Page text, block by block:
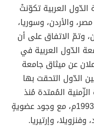
العربية تكوّنتْ
والأردن، وسوريا،
وتمّ الاتفاق على أن
الدّول العربية في
عن ميثاق جامعة
الدّول التحقت بها
المُمتدة مُنذ
إنشائها في عام 1945م وحتى عام 1993م، مع وجود عضويةٍ
وإرتيريا.